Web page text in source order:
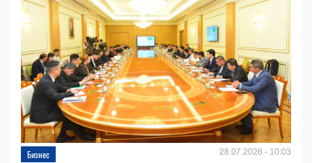
Бизнес 28.07.2026 - 10:03